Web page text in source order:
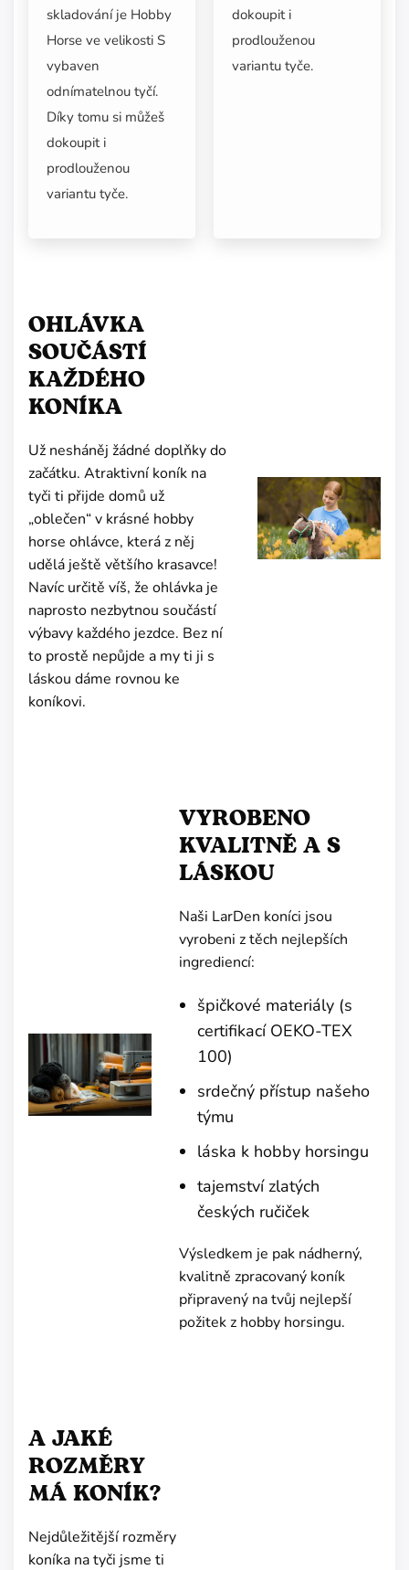
skladování je Hobby
Horse ve velikosti S
vybaven
odnímatelnou tyčí.
Díky tomu si můžeš
dokoupit i
prodlouženou
variantu tyče.
dokoupit i
prodlouženou
variantu tyče.
OHLÁVKA
SOUČÁSTÍ
KAŽDÉHO
KONÍKA
Už nesháněj žádné doplňky do
začátku. Atraktivní koník na
tyči ti přijde domů už
„oblečen“ v krásné hobby
horse ohlávce, která z něj
udělá ještě většího krasavce!
Navíc určitě víš, že ohlávka je
naprosto nezbytnou součástí
výbavy každého jezdce. Bez ní
to prostě nepůjde a my ti ji s
láskou dáme rovnou ke
koníkovi.
VYROBENO
KVALITNĚ A S
LÁSKOU
Naši LarDen koníci jsou
vyrobeni z těch nejlepších
ingrediencí:
špičkové materiály (s
certifikací OEKO-TEX
100)
srdečný přístup našeho
týmu
láska k hobby horsingu
tajemství zlatých
českých ručiček
Výsledkem je pak nádherný,
kvalitně zpracovaný koník
připravený na tvůj nejlepší
požitek z hobby horsingu.
A JAKÉ
ROZMĚRY
MÁ KONÍK?
Nejdůležitější rozměry
koníka na tyči jsme ti